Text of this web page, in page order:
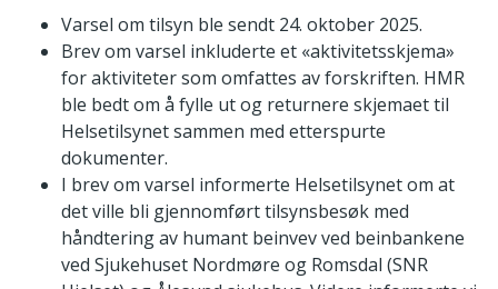
Varsel om tilsyn ble sendt 24. oktober 2025.
Brev om varsel inkluderte et «aktivitetsskjema»
for aktiviteter som omfattes av forskriften. HMR
ble bedt om å fylle ut og returnere skjemaet til
Helsetilsynet sammen med etterspurte
dokumenter.
I brev om varsel informerte Helsetilsynet om at
det ville bli gjennomført tilsynsbesøk med
håndtering av humant beinvev ved beinbankene
ved Sjukehuset Nordmøre og Romsdal (SNR